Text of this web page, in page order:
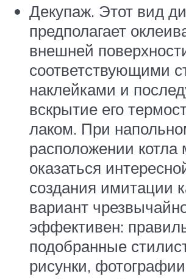
Декупаж. Этот вид
предполагает
внешней
соответствующими
наклейками и
вскрытие его
лаком. При
расположении котла
оказаться
создания имитации
вариант
эффективен:
подобранные
рисунки,